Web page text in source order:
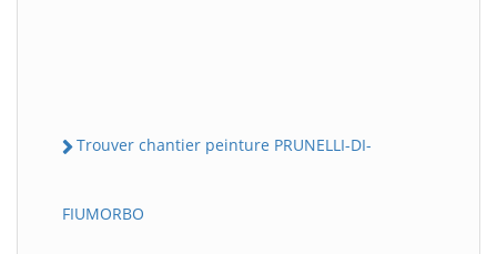
Trouver chantier peinture PRUNELLI-DI-
FIUMORBO